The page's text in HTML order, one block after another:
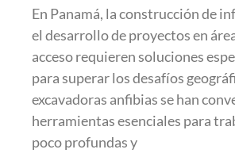
En Panamá, la construcción de
el desarrollo de proyectos en
acceso requieren soluciones
para superar los desafíos
excavadoras anfibias se han
herramientas esenciales para
poco profundas y